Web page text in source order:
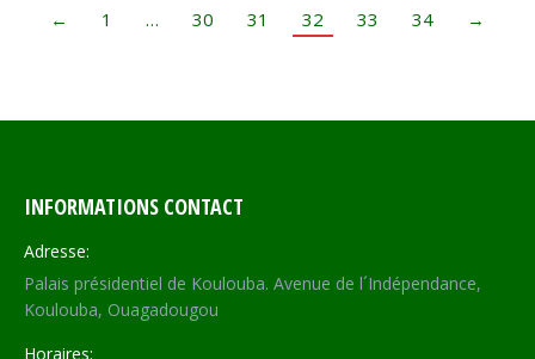
← 1 … 30 31 32 33 34 →
INFORMATIONS CONTACT
Adresse:
Palais présidentiel de Koulouba. Avenue de l´Indépendance,
Koulouba, Ouagadougou
Horaires: